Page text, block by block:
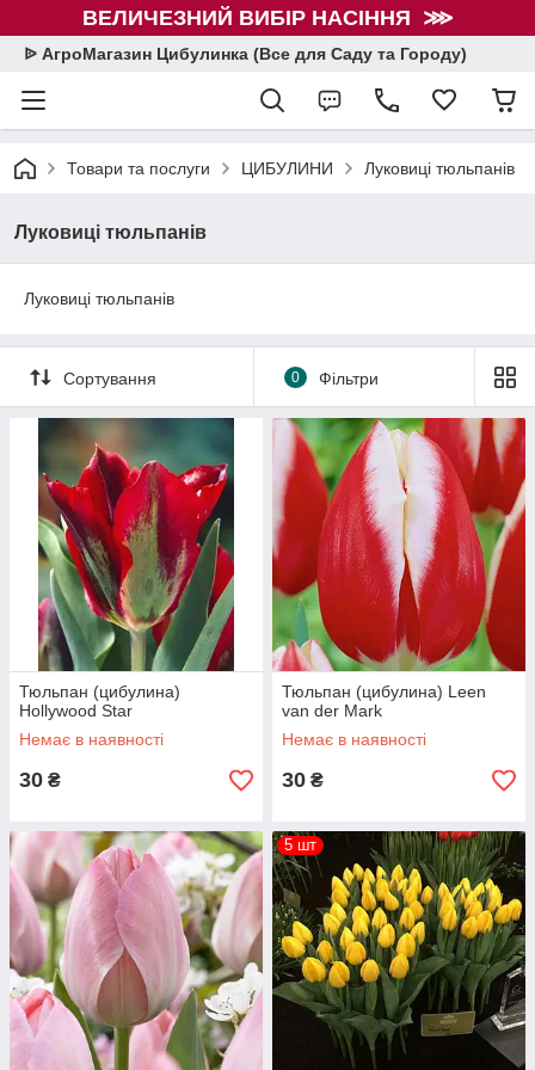
ВЕЛИЧЕЗНИЙ ВИБІР НАСІННЯ ⋙
ᐉ АгроМагазин Цибулинка (Все для Саду та Городу)
Товари та послуги ЦИБУЛИНИ Луковиці тюльпанів
Луковиці тюльпанів
Луковиці тюльпанів
Сортування 0 Фільтри
Тюльпан (цибулина)
Hollywood Star
Немає в наявності
30 ₴
Тюльпан (цибулина) Leen
van der Mark
Немає в наявності
30 ₴
5 шт